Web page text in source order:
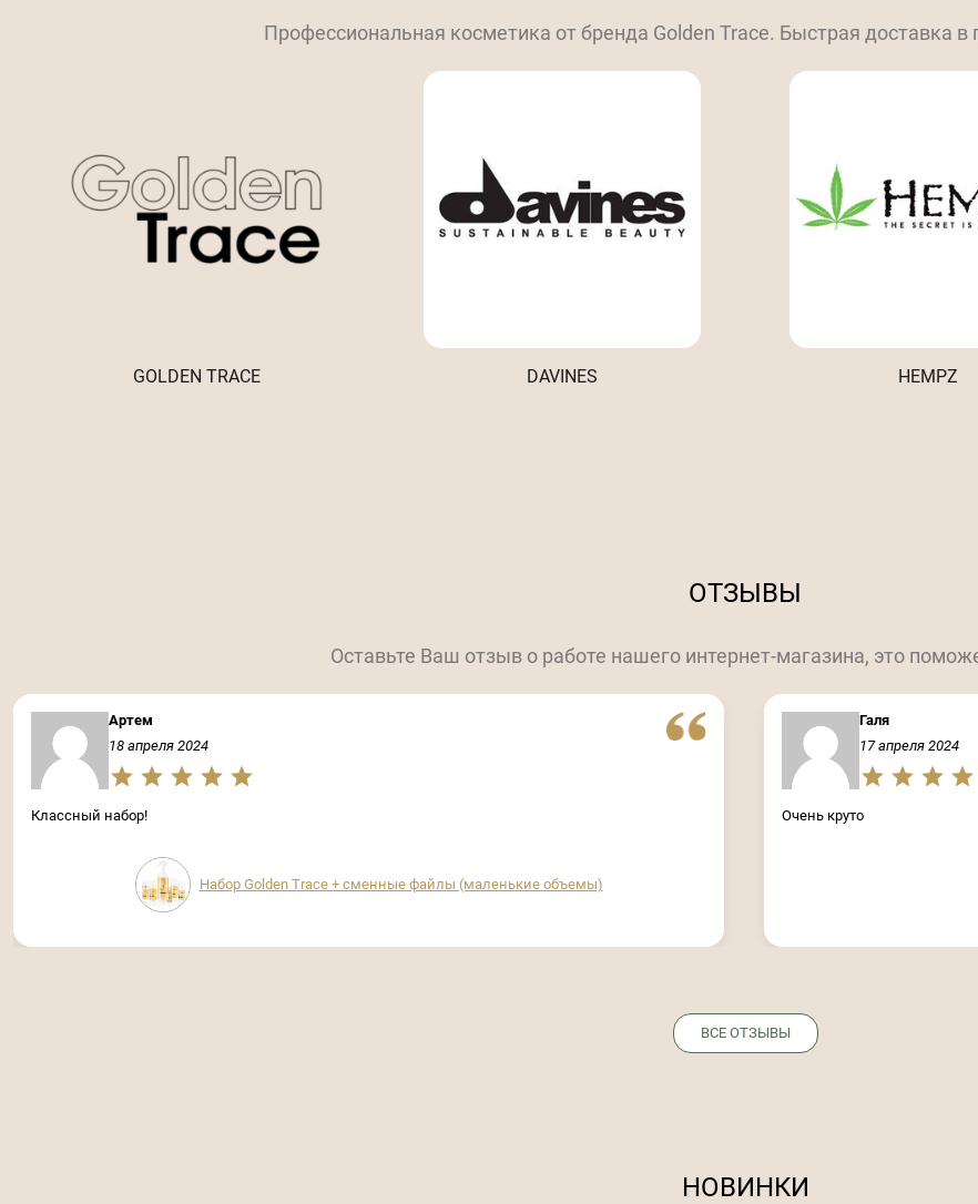
Профессиональная косметика от бренда Golden Trace. Быстрая доставка
GOLDEN TRACE DAVINES HEMPZ
ОТЗЫВЫ
Оставьте Ваш отзыв о работе нашего интернет-магазина, это
Артем
18 апреля 2024
Классный набор!
Набор Golden Trace + сменные файлы (маленькие объемы)
Галя
17 апреля 2024
Очень круто
ВСЕ ОТЗЫВЫ
НОВИНКИ